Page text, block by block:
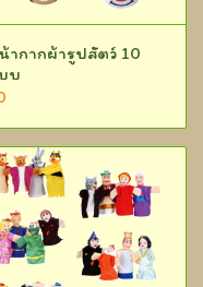
ากากผ้ารูปสัตว์ 10
บ